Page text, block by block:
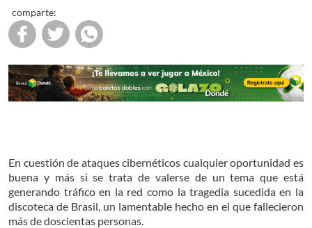
comparte:
En cuestión de ataques cibernéticos cualquier oportunidad es
buena y más si se trata de valerse de un tema que está
generando tráfico en la red como la tragedia sucedida en la
discoteca de Brasil, un lamentable hecho en el que fallecieron
más de doscientas personas.